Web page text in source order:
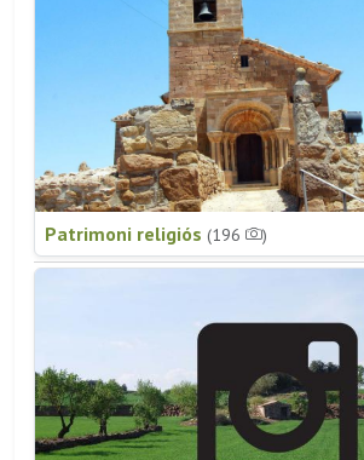
Patrimoni religiós (196 )